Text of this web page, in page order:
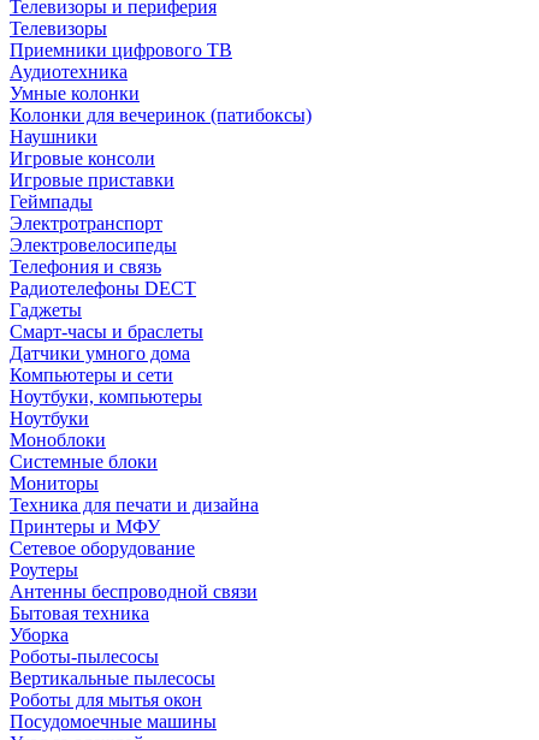
Телевизоры и периферия
Телевизоры
Приемники цифрового ТВ
Аудиотехника
Умные колонки
Колонки для вечеринок (патибоксы)
Наушники
Игровые консоли
Игровые приставки
Геймпады
Электротранспорт
Электровелосипеды
Телефония и связь
Радиотелефоны DECT
Гаджеты
Смарт-часы и браслеты
Датчики умного дома
Компьютеры и сети
Ноутбуки, компьютеры
Ноутбуки
Моноблоки
Системные блоки
Мониторы
Техника для печати и дизайна
Принтеры и МФУ
Сетевое оборудование
Роутеры
Антенны беспроводной связи
Бытовая техника
Уборка
Роботы-пылесосы
Вертикальные пылесосы
Роботы для мытья окон
Посудомоечные машины